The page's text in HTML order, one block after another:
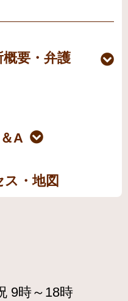
要・弁護
A
・地図
9時～18時